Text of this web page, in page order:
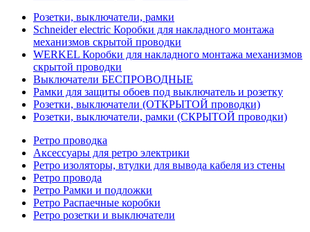
Розетки, выключатели, рамки
Schneider electric Коробки для накладного монтажа
механизмов скрытой проводки
WERKEL Коробки для накладного монтажа механизмов
скрытой проводки
Выключатели БЕСПРОВОДНЫЕ
Рамки для защиты обоев под выключатель и розетку
Розетки, выключатели (ОТКРЫТОЙ проводки)
Розетки, выключатели, рамки (СКРЫТОЙ проводки)
Ретро проводка
Аксессуары для ретро электрики
Ретро изоляторы, втулки для вывода кабеля из стены
Ретро провода
Ретро Рамки и подложки
Ретро Распаечные коробки
Ретро розетки и выключатели